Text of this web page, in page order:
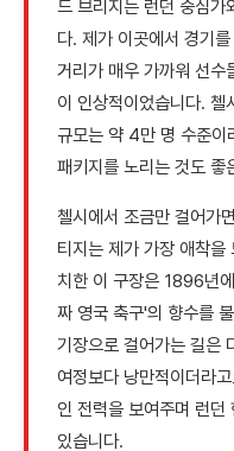
드 브리지는 런던 중심가
다. 제가 이곳에서 경기
거리가 매우 가까워 선수
이 인상적이었습니다. 첼
규모는 약 4만 명 수준이
패키지를 노리는 것도 좋
첼시에서 조금만 걸어가
티지는 제가 가장 애착을
치한 이 구장은 1896년
짜 영국 축구'의 향수를
기장으로 걸어가는 길은
여정보다 낭만적이더라
인 전력을 보여주며 런던
있습니다.